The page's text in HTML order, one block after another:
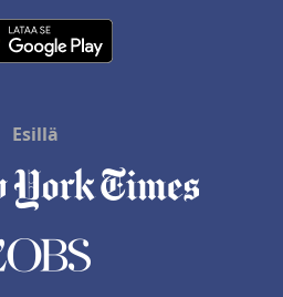
Esillä